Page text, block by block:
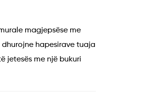
magjepsëse me
hapesirave tuaja
jetesës me një bukuri